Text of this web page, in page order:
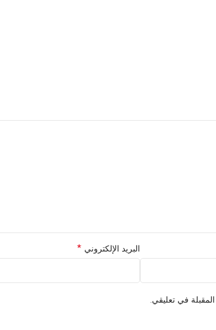
البريد الإلكتروني *
في تعليقي.